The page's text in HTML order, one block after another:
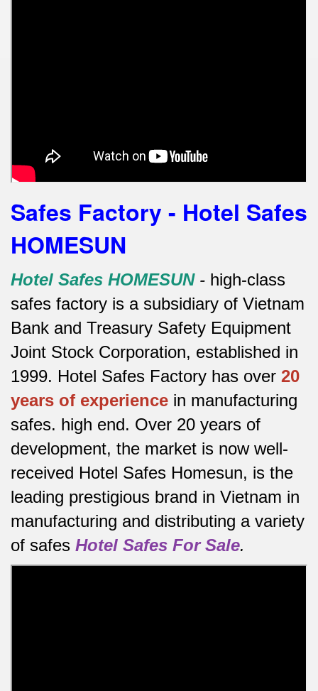
Safes Factory - Hotel Safes
HOMESUN
Hotel Safes HOMESUN- high-class
safes factory is a subsidiary of Vietnam
Bank and Treasury Safety Equipment
Joint Stock Corporation, established in
1999. Hotel Safes Factory has over 20
years of experience in manufacturing
safes. high end. Over 20 years of
development, the market is now well-
received Hotel Safes Homesun, is the
leading prestigious brand in Vietnam in
manufacturing and distributing a variety
of safes Hotel Safes For Sale.